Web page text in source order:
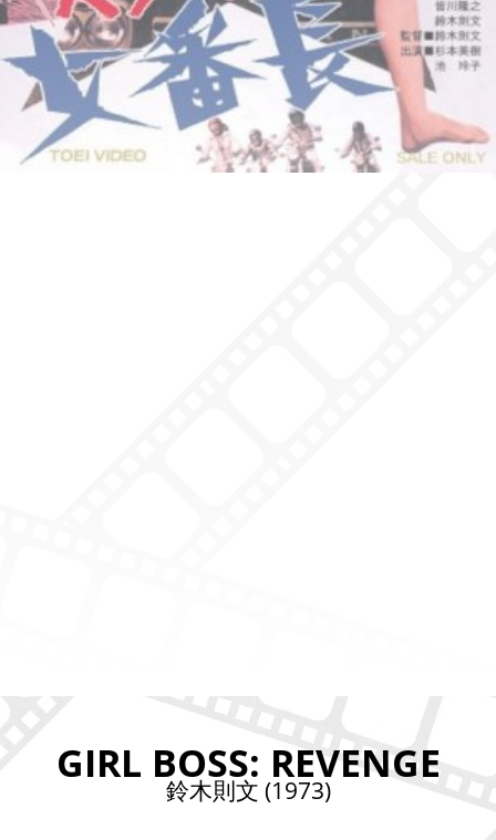
GIRL BOSS: REVENGE
鈴木則文 (1973)